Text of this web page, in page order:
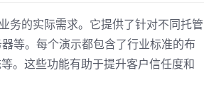
务的实际需求。它提供了针对不同托管
等。每个演示都包含了行业标准的布
。这些功能有助于提升客户信任度和